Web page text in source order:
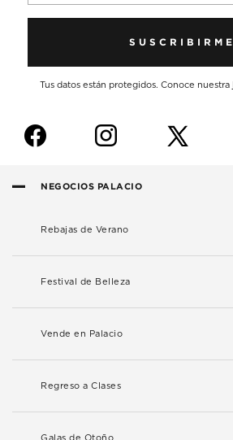
SUSCRIBIRME
Tus datos están protegidos. Conoce nuestra
f i
NEGOCIOS PALACIO
Rebajas de Verano
Festival de Belleza
Vende en Palacio
Regreso a Clases
Galas de Otoño